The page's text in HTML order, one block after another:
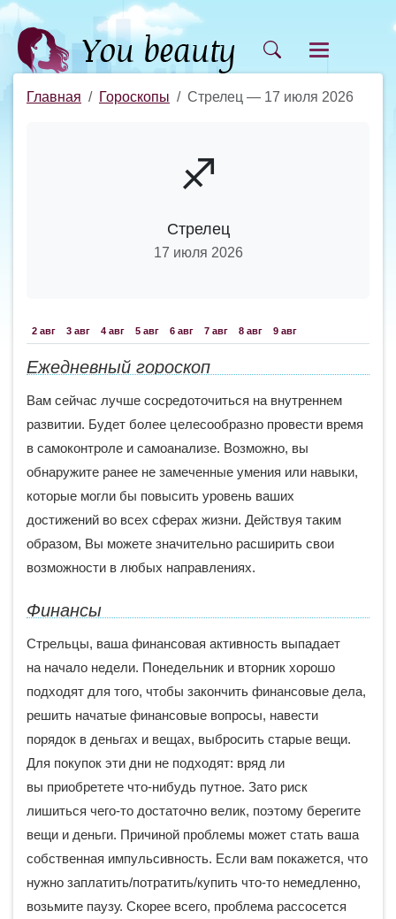
Главная Гороскопы Стрелец — 17 июля 2026
♐
Стрелец
17 июля 2026
2 авг 3 авг 4 авг 5 авг 6 авг 7 авг 8 авг 9 авг
Ежедневный гороскоп
Вам сейчас лучше сосредоточиться на внутреннем
развитии. Будет более целесообразно провести время
в самоконтроле и самоанализе. Возможно, вы
обнаружите ранее не замеченные умения или навыки,
которые могли бы повысить уровень ваших
достижений во всех сферах жизни. Действуя таким
образом, Вы можете значительно расширить свои
возможности в любых направлениях.
Финансы
Стрельцы, ваша финансовая активность выпадает
на начало недели. Понедельник и вторник хорошо
подходят для того, чтобы закончить финансовые дела,
решить начатые финансовые вопросы, навести
порядок в деньгах и вещах, выбросить старые вещи.
Для покупок эти дни не подходят: вряд ли
вы приобретете что-нибудь путное. Зато риск
лишиться чего-то достаточно велик, поэтому берегите
вещи и деньги. Причиной проблемы может стать ваша
собственная импульсивность. Если вам покажется, что
нужно заплатить/потратить/купить что-то немедленно,
возьмите паузу. Скорее всего, проблема рассосется